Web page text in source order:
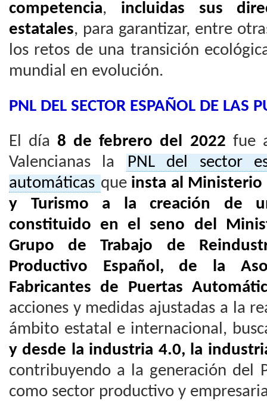
competencia, incluidas sus
estatales, para garantizar, entre
los retos de una transición
mundial en evolución.
PNL DEL SECTOR ESPAÑOL DE LAS
El día8 de febrero del 2022 fue
Valencianas la
PNL del sector
automáticas queinsta al Ministerio
y Turismo a la creación de
constituido en el seno del
Grupo de Trabajo de
Productivo Español, de la
Fabricantes de Puertas
acciones y medidas ajustadas a la
ámbito estatal e internacional,
y desde la industria 4.0, la
contribuyendo a la generación del
como sector productivo y